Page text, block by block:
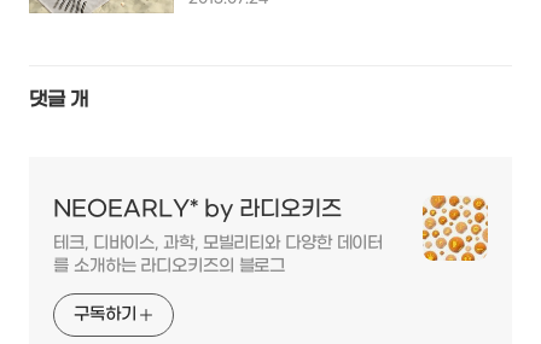
댓글 개
NEOEARLY* by 라디오키즈
테크, 디바이스, 과학, 모빌리티와 다양한 데이터
를 소개하는 라디오키즈의 블로그
구독하기